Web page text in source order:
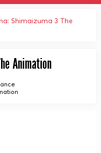
для поиска
Shimaizuma 3 The
Animation